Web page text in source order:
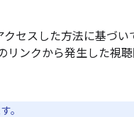
セスした方法に基づ
ンクから発生した視聴
。